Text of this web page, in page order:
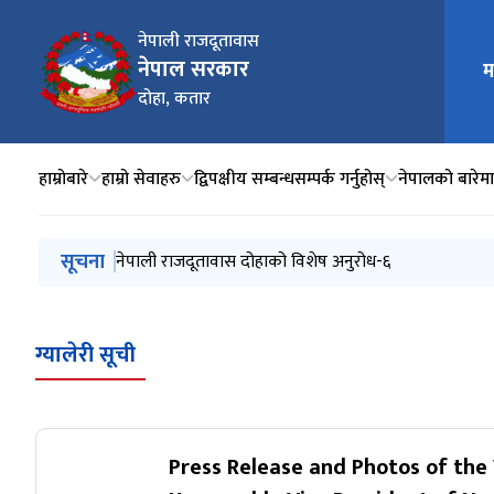
नेपाली राजदूतावास
नेपाल सरकार
दोहा, कतार
मुख्य
हाम्रोबारे हाम्रो सेवाहरु द्विपक्षीय सम्बन्धसम्पर्क गर्नुहोस् नेपालको बारेमा
मुख्य नेभिगेसनमा जानुहोस्
सूचना प्रेस विज्ञप्ति- बुद्ध पूर्णिमा २०८३
नेपाली राजदूतावास दोहाको विशेष अनुरोध-६
नेपाली राजदूतावास, दोहाको विशेष अनुरोध-५
नेपाली राजदूतावास, दोहाको विशेष अनुरोध-४
नेपाली राजदूतावास, दोहाको विशेष अनुरोध-३
ग्यालेरी सूची
Press Release and Photos of